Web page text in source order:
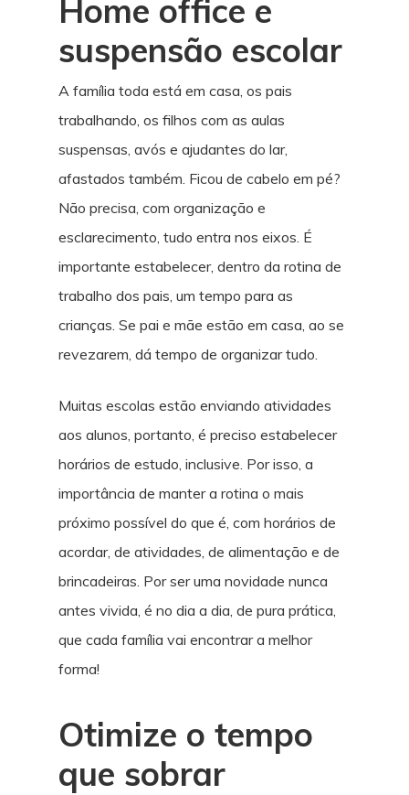
Home office e
suspensão escolar
A família toda está em casa, os pais
trabalhando, os filhos com as aulas
suspensas, avós e ajudantes do lar,
afastados também. Ficou de cabelo em pé?
Não precisa, com organização e
esclarecimento, tudo entra nos eixos. É
importante estabelecer, dentro da rotina de
trabalho dos pais, um tempo para as
crianças. Se pai e mãe estão em casa, ao se
revezarem, dá tempo de organizar tudo.
Muitas escolas estão enviando atividades
aos alunos, portanto, é preciso estabelecer
horários de estudo, inclusive. Por isso, a
importância de manter a rotina o mais
próximo possível do que é, com horários de
acordar, de atividades, de alimentação e de
brincadeiras. Por ser uma novidade nunca
antes vivida, é no dia a dia, de pura prática,
que cada família vai encontrar a melhor
forma!
Otimize o tempo
que sobrar